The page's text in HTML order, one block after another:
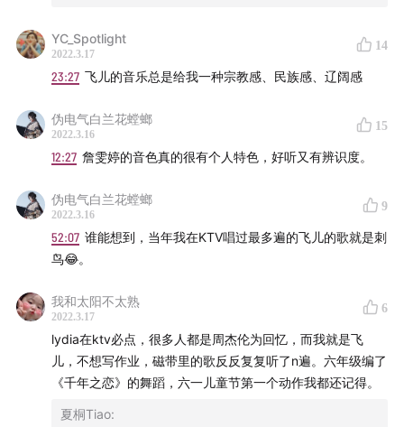
时代眼泪
厉曼婷作词的歌 飞碟拾遗
彩
YC_Spotlight
2022.3.17
14
23:27 飞儿的音乐总是给我一种宗教感、民族感、辽阔感
伪电气白兰花螳螂
2022.3.16
15
12:27 詹雯婷的音色真的很有个人特色，好听又有辨识度。
伪电气白兰花螳螂
2022.3.16
9
52:07 谁能想到，当年我在KTV唱过最多遍的飞儿的歌就是刺
鸟😂。
我和太阳不太熟
2022.3.17
6
lydia在ktv必点，很多人都是周杰伦为回忆，而我就是飞
儿，不想写作业，磁带里的歌反反复复听了n遍。六年级编了
《千年之恋》的舞蹈，六一儿童节第一个动作我都还记得。
夏桐Tiao: